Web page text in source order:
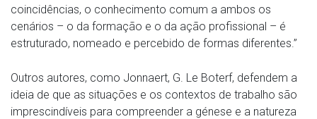
coincidências, o conhecimento comum a ambos os
cenários – o da formação e o da ação profissional – é
estruturado, nomeado e percebido de formas diferentes.”
Outros autores, como Jonnaert, G. Le Boterf, defendem a
ideia de que as situações e os contextos de trabalho são
imprescindíveis para compreender a génese e a natureza